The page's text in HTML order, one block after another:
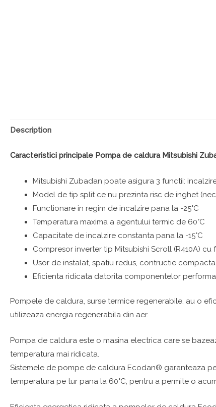
Description
Caracteristici principale Pompa de caldura Mitsubishi
Mitsubishi Zubadan poate asigura 3 functii:
Model de tip split ce nu prezinta risc de inghet
Functionare in regim de incalzire pana la -25°C
Temperatura maxima a agentului termic de 60°C
Capacitate de incalzire constanta pana la -15°C
Compresor inverter tip Mitsubishi Scroll (R410A) cu
Usor de instalat, spatiu redus, contructie compacta
Eficienta ridicata datorita componentelor
Pompele de caldura, surse termice regenerabile, au o
utilizeaza energia regenerabila din aer.
Pompa de caldura este o masina electrica care se
temperatura mai ridicata.
Sistemele de pompe de caldura Ecodan® garanteaza
temperatura pe tur pana la 60°C, pentru a permite o